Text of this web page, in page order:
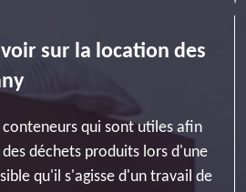
sur la location des
conteneurs qui sont utiles afin
déchets produits lors d'une
qu'il s'agisse d'un travail de